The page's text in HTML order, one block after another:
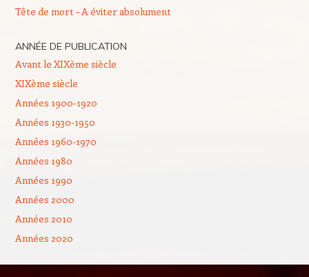
Tête de mort – A éviter absolument
ANNÉE DE PUBLICATION
Avant le XIXème siècle
XIXème siècle
Années 1900-1920
Années 1930-1950
Années 1960-1970
Années 1980
Années 1990
Années 2000
Années 2010
Années 2020